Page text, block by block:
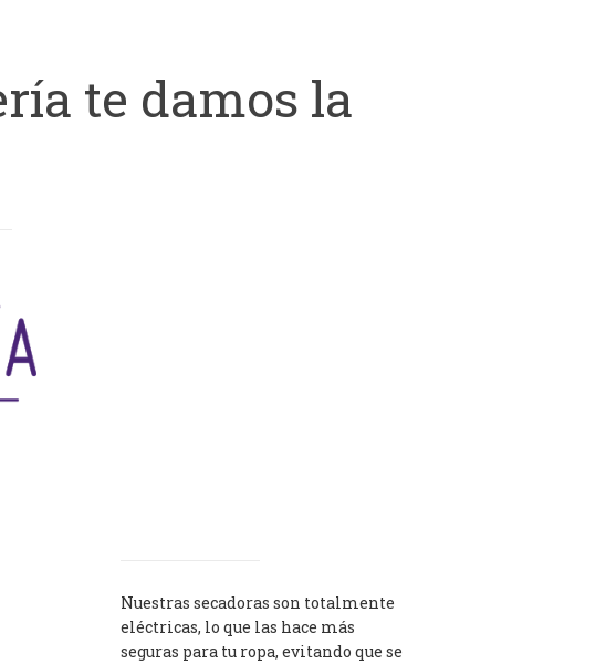
te damos la
Nuestras secadoras son totalmente
eléctricas, lo que las hace más
seguras para tu ropa, evitando que se